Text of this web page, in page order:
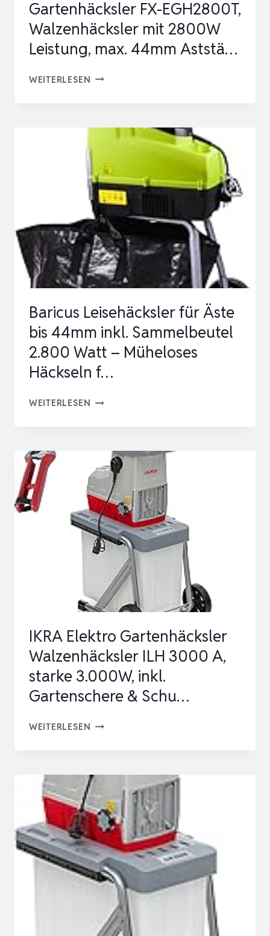
DIAMETER,
CUTTING
ROLLER,
Gartenhäcksler FX-EGH2800T,
Walzenhäcksler mit 2800W
Leistung, max. 44mm Aststä…
WEITERLESEN FUXTEC
EGH2800T,
WALZENHÄCKSLER
MIT
2800W
LEISTUNG,
MAX.
44MM
ASTSTÄ…
Baricus Leisehäcksler für Äste
bis 44mm inkl. Sammelbeutel
2.800 Watt – Müheloses
Häckseln f…
WEITERLESEN BARICUS
ÄSTE
BIS
44MM
INKL.
SAMMELBEUTEL
2.800
MÜHELOSES
F…
IKRA Elektro Gartenhäcksler
Walzenhäcksler ILH 3000 A,
starke 3.000W, inkl.
Gartenschere & Schu…
WEITERLESEN IKRA
WALZENHÄCKSLER
ILH
3000
A,
STARKE
3.000W,
INKL.
GARTENSCHERE